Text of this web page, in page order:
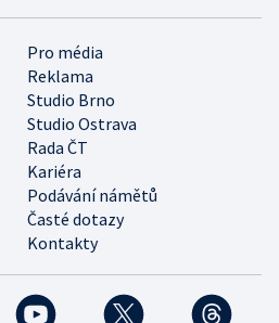
Pro média
Reklama
Studio Brno
Studio Ostrava
Rada ČT
Kariéra
Podávání námětů
Časté dotazy
Kontakty